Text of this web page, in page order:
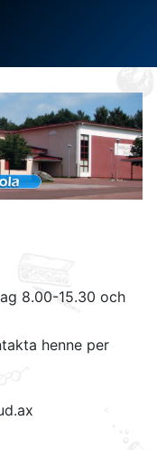
8.00-15.30 och
henne per